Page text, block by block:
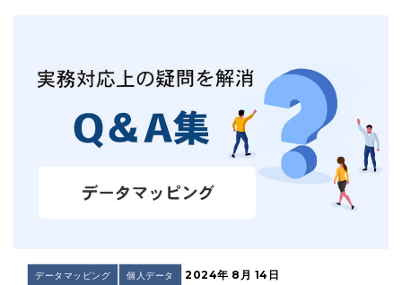
データマッピング 個人データ 2024年 8月 14日